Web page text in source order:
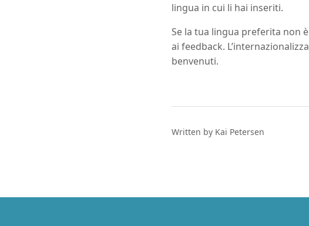
lingua in cui li hai inseriti.
Se la tua lingua preferita non
ai feedback.
benvenuti.
Written by Kai Petersen